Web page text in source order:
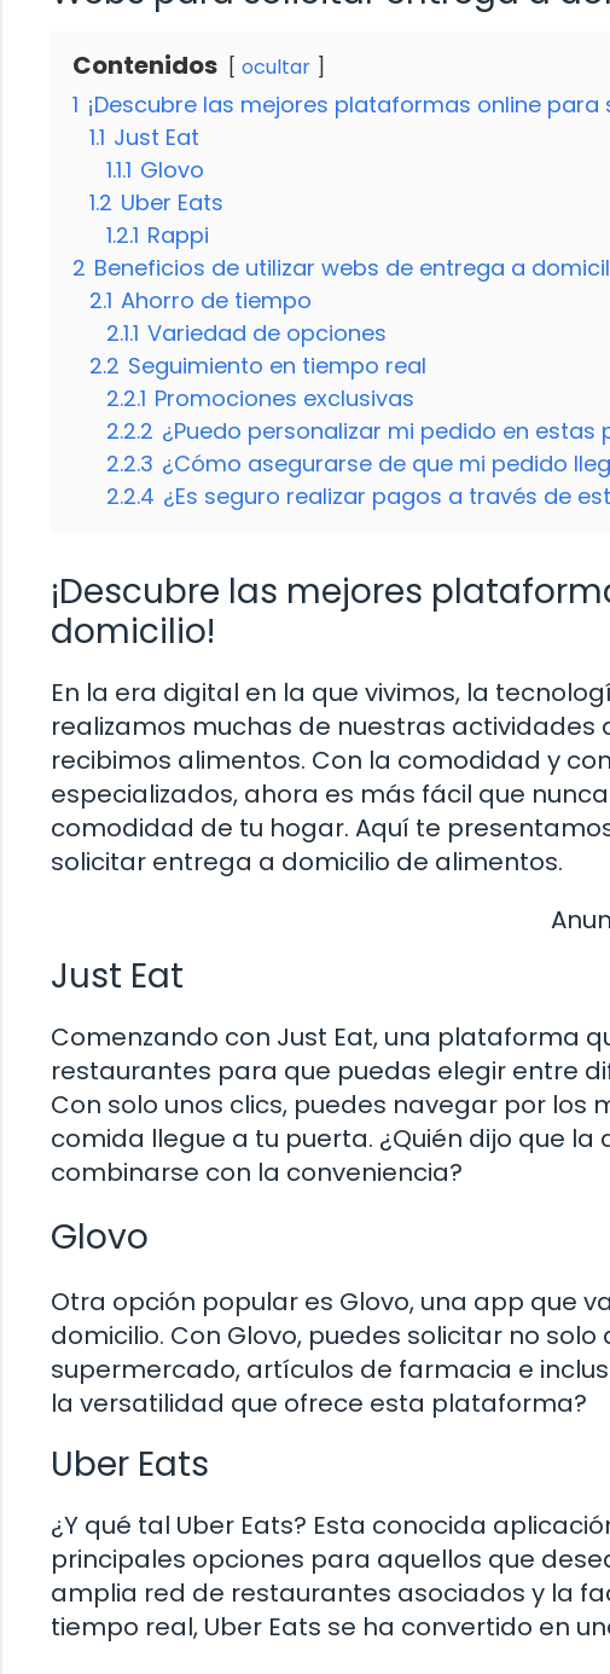
Contenidos ocultar
1 ¡Descubre las mejores plataformas online
1.1 Just Eat
1.1.1 Glovo
1.2 Uber Eats
1.2.1 Rappi
2 Beneficios de utilizar webs de entrega a
2.1 Ahorro de tiempo
2.1.1 Variedad de opciones
2.2 Seguimiento en tiempo real
2.2.1 Promociones exclusivas
2.2.2 ¿Puedo personalizar mi pedido en estas
2.2.3 ¿Cómo asegurarse de que mi pedido
2.2.4 ¿Es seguro realizar pagos a través de
¡Descubre las mejores
domicilio!
En la era digital en la que vivimos, la
realizamos muchas de nuestras
recibimos alimentos. Con la comodidad y
especializados, ahora es más fácil que
comodidad de tu hogar. Aquí te
solicitar entrega a domicilio de alimentos.
Just Eat
Comenzando con Just Eat, una plataforma
restaurantes para que puedas elegir entre
Con solo unos clics, puedes navegar por los
comida llegue a tu puerta. ¿Quién dijo que
combinarse con la conveniencia?
Glovo
Otra opción popular es Glovo, una app que
domicilio. Con Glovo, puedes solicitar no
supermercado, artículos de farmacia e
la versatilidad que ofrece esta plataforma?
Uber Eats
¿Y qué tal Uber Eats? Esta conocida
principales opciones para aquellos que
amplia red de restaurantes asociados y la
tiempo real, Uber Eats se ha convertido en